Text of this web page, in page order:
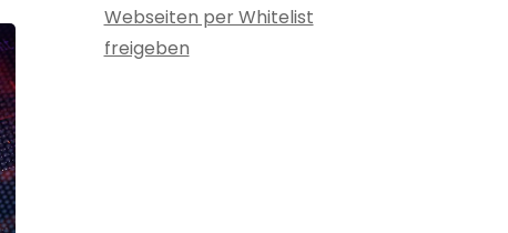
Webseiten per Whitelist
freigeben